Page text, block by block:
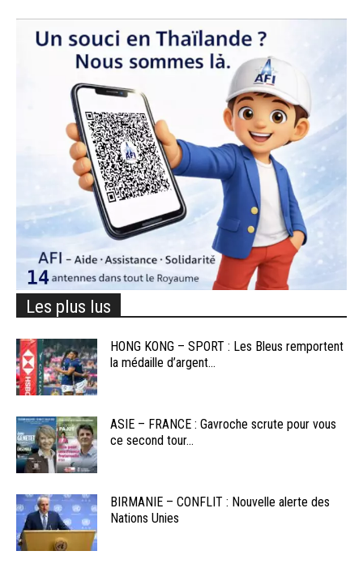
Les plus lus
HONG KONG – SPORT : Les Bleus remportent
la médaille d’argent...
ASIE – FRANCE : Gavroche scrute pour vous
ce second tour...
BIRMANIE – CONFLIT : Nouvelle alerte des
Nations Unies